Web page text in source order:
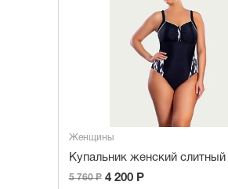
Женщины
Купальник женский слитный
5 760 Р 4 200 Р